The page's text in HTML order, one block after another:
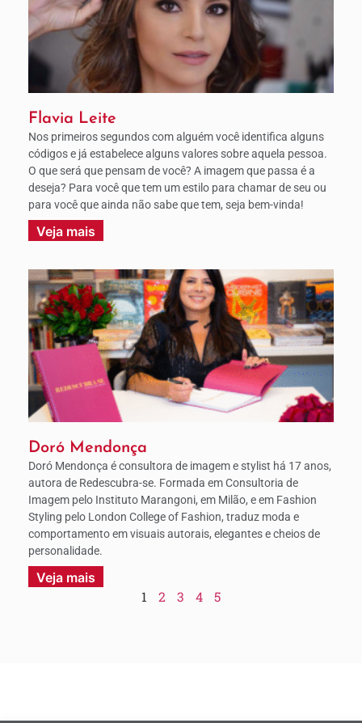
Flavia Leite
Nos primeiros segundos com alguém você identifica alguns
códigos e já estabelece alguns valores sobre aquela pessoa.
O que será que pensam de você? A imagem que passa é a
deseja? Para você que tem um estilo para chamar de seu ou
para você que ainda não sabe que tem, seja bem-vinda!
Veja mais
Doró Mendonça
Doró Mendonça é consultora de imagem e stylist há 17 anos,
autora de Redescubra-se. Formada em Consultoria de
Imagem pelo Instituto Marangoni, em Milão, e em Fashion
Styling pelo London College of Fashion, traduz moda e
comportamento em visuais autorais, elegantes e cheios de
personalidade.
Veja mais
1 2 3 4 5